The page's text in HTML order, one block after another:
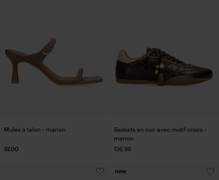
Mules à talon - marron
37.00
Baskets en cuir avec motif croco -
marron
136.99
new